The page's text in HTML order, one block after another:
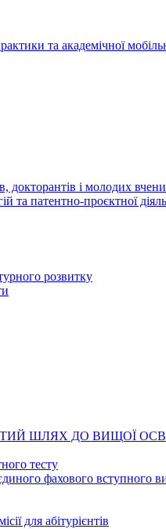
та академічної
докторантів і молодих
та патентно-проєктної
розвитку
ШЛЯХ ДО ВИЩОЇ
тесту
фахового вступного
для абітурієнтів